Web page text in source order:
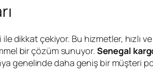
dikkat çekiyor. Bu hizmetler, hızlı
bir çözüm sunuyor. Senegal
genelinde daha geniş bir müşteri